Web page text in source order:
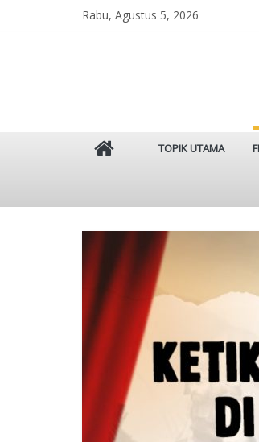
Rabu, Agustus 5, 2026
Istinbat
Salaf
TOPIK UTAMA